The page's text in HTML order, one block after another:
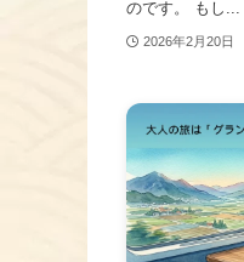
のです。 もし...
2026年2月20日